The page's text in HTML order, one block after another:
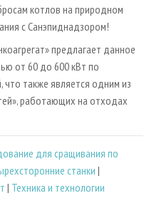
котлов на природном
с Санэпиднадзором!
предлагает данное
от 60 до 600 кВт по
что также является одним из
работающих на отходах
для сращивания по
станки|
| Техника и технологии